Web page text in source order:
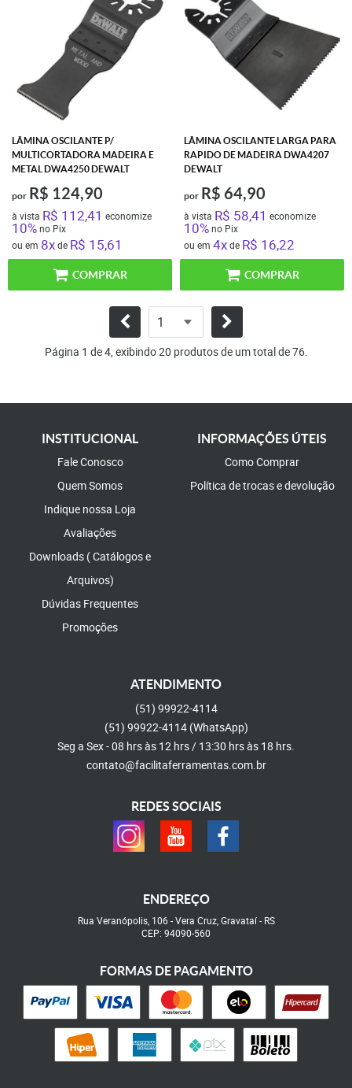
LÂMINA OSCILANTE P/
MULTICORTADORA MADEIRA E
METAL DWA4250 DEWALT
por R$ 124,90
à vista R$ 112,41 economize
10%no Pix
ou em 8xde R$ 15,61
COMPRAR
LÂMINA OSCILANTE LARGA PARA
RAPIDO DE MADEIRA DWA4207
DEWALT
por R$ 64,90
à vista R$ 58,41 economize
10%no Pix
ou em 4xde R$ 16,22
COMPRAR
Página 1 de 4, exibindo 20 produtos de um total de 76.
INSTITUCIONAL
Fale Conosco
Quem Somos
Indique nossa Loja
Avaliações
Downloads ( Catálogos e
Arquivos)
Dúvidas Frequentes
Promoções
INFORMAÇÕES ÚTEIS
Como Comprar
Política de trocas e devolução
ATENDIMENTO
(51) 99922-4114
(51) 99922-4114 (WhatsApp)
Seg a Sex - 08 hrs às 12 hrs / 13:30 hrs às 18 hrs.
contato@facilitaferramentas.com.br
REDES SOCIAIS
ENDEREÇO
Rua Veranópolis, 106 -Vera Cruz, Gravataí- RS
CEP: 94090-560
FORMAS DE PAGAMENTO